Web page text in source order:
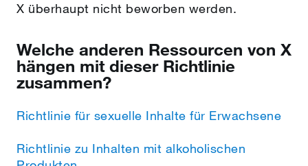
X überhaupt nicht beworben werden.
Welche anderen Ressourcen von X
hängen mit dieser Richtlinie
zusammen?
Richtlinie für sexuelle Inhalte für Erwachsene
Richtlinie zu Inhalten mit alkoholischen